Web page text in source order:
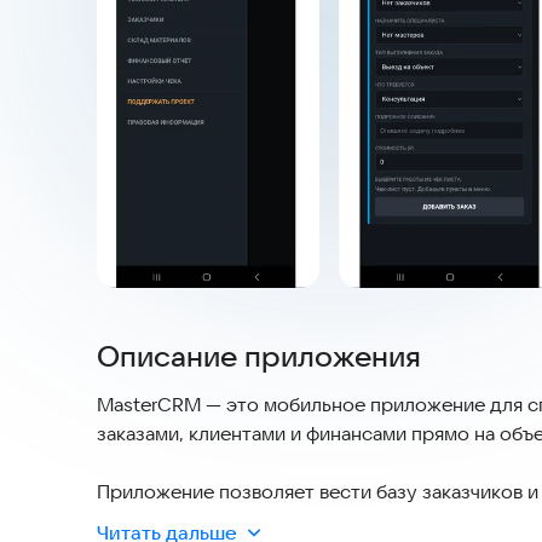
Описание приложения
MasterCRM — это мобильное приложение для
заказами, клиентами и финансами прямо на
Приложение позволяет вести базу заказчиков
описанием, назначать дату и время визита,
Читать дальше